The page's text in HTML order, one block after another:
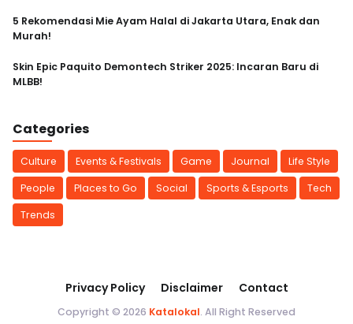
5 Rekomendasi Mie Ayam Halal di Jakarta Utara, Enak dan
Murah!
Skin Epic Paquito Demontech Striker 2025: Incaran Baru di
MLBB!
Categories
Culture Events & Festivals Game Journal
Life Style
People
Places to Go Social Sports & Esports
Tech
Trends
Privacy Policy Disclaimer Contact
Copyright © 2026 Katalokal. All Right Reserved